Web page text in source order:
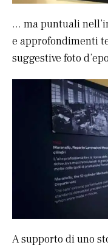
… ma puntuali
e approfondimenti
suggestive foto
A supporto di uno